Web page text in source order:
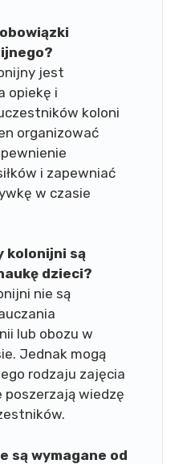
jest
opiekę i
koloni
organizować
i zapewniać
w czasie
kolonijni są
dzieci?
nie są
lub obozu w
Jednak mogą
rodzaju zajęcia
wiedzę
są wymagane od